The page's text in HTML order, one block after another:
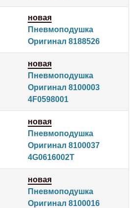
новая
Пневмоподушка
Оригинал 8188526
новая
Пневмоподушка
Оригинал 8100003
4F0598001
новая
Пневмоподушка
Оригинал 8100037
4G0616002T
новая
Пневмоподушка
Оригинал 8100016